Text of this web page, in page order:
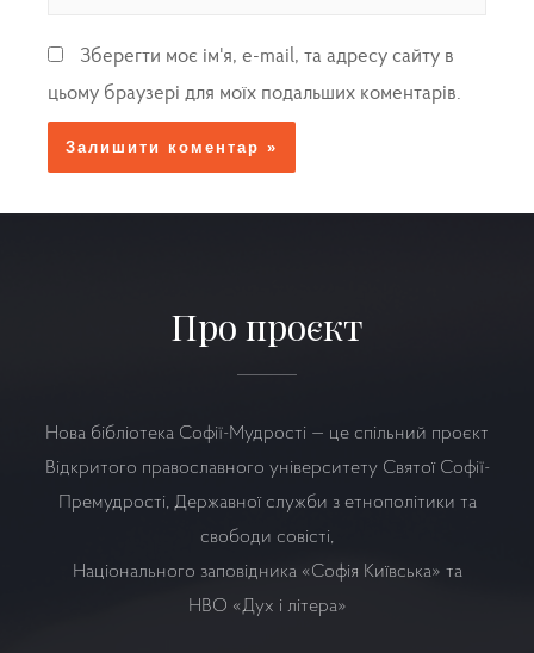
Зберегти моє ім'я, e-mail, та адресу сайту в
цьому браузері для моїх подальших коментарів.
Про проєкт
Нова бібліотека Софії-Мудрості — це спільний проєкт
Відкритого православного університету Святої Софії-
Премудрості, Державної служби з етнополітики та
свободи совісті,
Національного заповідника «Софія Київська» та
НВО «Дух і літера»